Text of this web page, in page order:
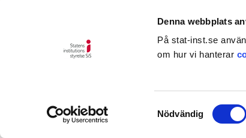
Denna webbplats
På stat-inst.se
om hur vi hanterar
Samtyckesval
Nödvändig